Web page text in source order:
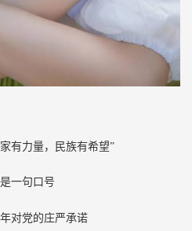
有力量，民族有希望”
一句口号
对党的庄严承诺